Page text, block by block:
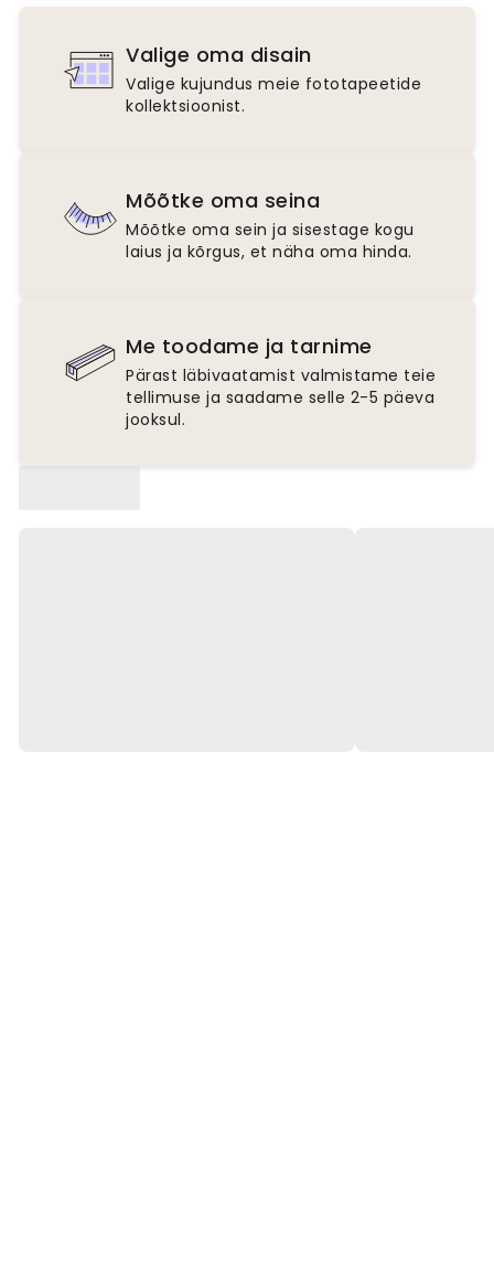
Valige oma disain
Valige kujundus meie fototapeetide
kollektsioonist.
Mõõtke oma seina
Mõõtke oma sein ja sisestage kogu
laius ja kõrgus, et näha oma hinda.
Me toodame ja tarnime
Pärast läbivaatamist valmistame teie
tellimuse ja saadame selle 2-5 päeva
jooksul.